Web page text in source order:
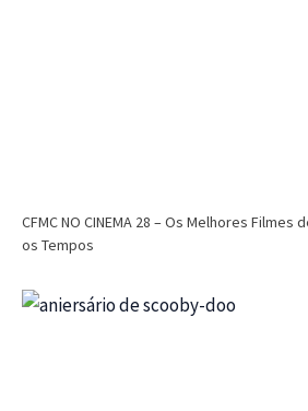
CFMC NO CINEMA 28 – Os Melhores
os Tempos